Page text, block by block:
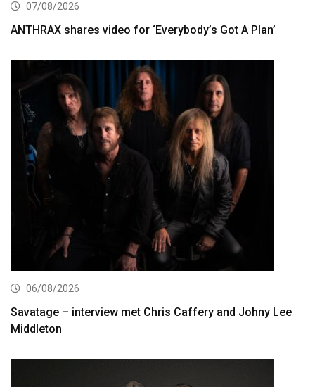
07/08/2026
ANTHRAX shares video for ‘Everybody’s Got A Plan’
06/08/2026
Savatage – interview met Chris Caffery and Johny Lee
Middleton